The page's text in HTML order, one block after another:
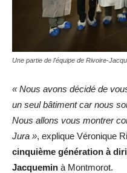
Une partie de l'équipe de Rivoire-
« Nous avons décidé de
un seul bâtiment car nous
Nous allons vous montrer
Jura », explique Véronique
cinquième génération à
Jacquemin à Montmorot.